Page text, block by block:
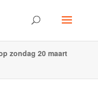
zondag 20 maart